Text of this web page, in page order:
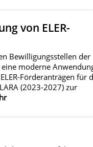
von ELER-
Bewilligungsstellen der
eine moderne
Förderanträgen für
(2023-2027) zur